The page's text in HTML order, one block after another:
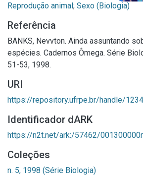
Reprodução animal; Sexo (Biologia)
Referência
BANKS, Nevvton. Ainda assuntando
espécies. Cadernos Ômega. Série
51-53, 1998.
URI
https://repository.ufrpe.br/handle/
Identificador dARK
https://n2t.net/ark:/57462/
Coleções
n. 5, 1998 (Série Biologia)